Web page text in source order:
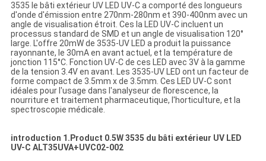
3535 le bâti extérieur UV LED UV-C a comporté des longueurs
d'onde d'émission entre 270nm-280nm et 390-400nm avec un
angle de visualisation étroit. Ces la LED UV-C incluent un
processus standard de SMD et un angle de visualisation 120°
large. L'offre 20mW de 3535-UV LED a produit la puissance
rayonnante, le 30mA en avant actuel, et la température de
jonction 115°C. Fonction UV-C de ces LED avec 3V à la gamme
de la tension 3.4V en avant. Les 3535-UV LED ont un facteur de
forme compact de 3.5mm x de 3.5mm. Ces LED UV-C sont
idéales pour l'usage dans l'analyseur de florescence, la
nourriture et traitement pharmaceutique, l'horticulture, et la
spectroscopie médicale.
introduction 1.Product 0.5W 3535 du bâti extérieur UV LED
UV-C ALT35UVA+UVC02-002